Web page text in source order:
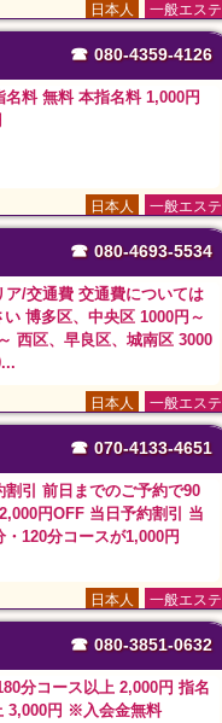
一般エステ
日本人
☎ 080-4359-4126
名料 無料 本指名料 1,000円
一般エステ
日本人
☎ 080-4693-5534
ア/交通費 交通費については
博多区、中央区 1000円～
西区、早良区、城南区 3000
一般エステ
日本人
☎ 070-4133-4651
割引 前日までのご予約で90
円OFF 当日予約割引 当
・120分コースが1,000円
一般エステ
日本人
☎ 080-3851-0632
分コース以上 2,000円 指名
3,000円 ※入会金無料